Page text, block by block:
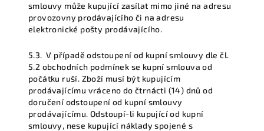
smlouvy může kupující zasílat mimo jiné na adresu
provozovny prodávajícího či na adresu
elektronické pošty prodávajícího.
5.3.V případě odstoupení od kupní smlouvy dle čl.
5.2 obchodních podmínek se kupní smlouva od
počátku ruší. Zboží musí být kupujícím
prodávajícímu vráceno do čtrnácti (14) dnů od
doručení odstoupení od kupní smlouvy
prodávajícímu. Odstoupí-li kupující od kupní
smlouvy, nese kupující náklady spojené s